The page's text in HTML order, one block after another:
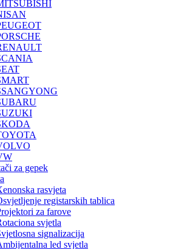
za gepek
rasvjeta
registarskih tablica
za farove
svjetla
signalizacija
led svjetla